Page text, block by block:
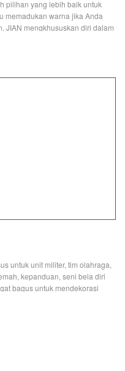
pilihan yang lebih baik untuk
memadukan warna jika Anda
JIAN mengkhususkan diri dalam
cara membuat logo lebih baik
untuk unit militer, tim olahraga,
kepanduan, seni bela diri
bagus untuk mendekorasi
1976. Kemudian diperluas